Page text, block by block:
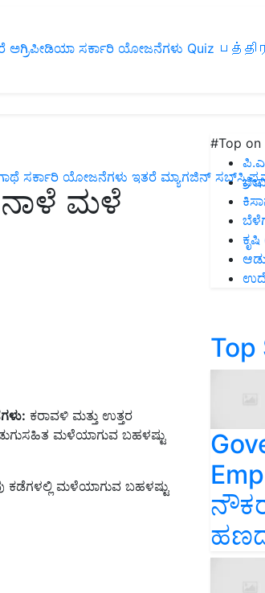
ಅಗ್ರಿಪೀಡಿಯಾ ಸರ್ಕಾರಿ ಯೋಜನೆಗಳು Quiz
ಸರ್ಕಾರಿ ಯೋಜನೆಗಳು ಇತರೆ ಮ್ಯಾಗಜಿನ್‌
ನಾಳೆ ಮಳೆ
: ಕರಾವಳಿ ಮತ್ತು ಉತ್ತರ
ಮಳೆಯಾಗುವ ಬಹಳಷ್ಟು
ಕಡೆಗಳಲ್ಲಿ ಮಳೆಯಾಗುವ ಬಹಳಷ್ಟು
#Top on
Top